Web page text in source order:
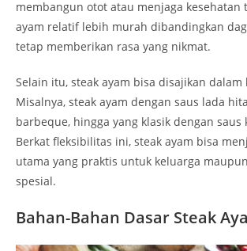
membangun otot atau menjaga kesehatan
ayam relatif lebih murah dibandingkan
tetap memberikan rasa yang nikmat.
Selain itu, steak ayam bisa disajikan dalam
Misalnya, steak ayam dengan saus lada
barbeque, hingga yang klasik dengan saus
Berkat fleksibilitas ini, steak ayam bisa
utama yang praktis untuk keluarga
spesial.
Bahan-Bahan Dasar Steak